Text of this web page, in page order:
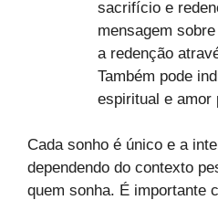
sacrifício e
mensagem
a redenção
Também pode
espiritual e amor
Cada sonho é único e a
dependendo do contexto
quem sonha. É importante